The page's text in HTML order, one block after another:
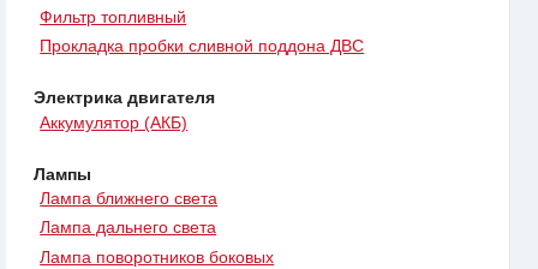
Фильтр топливный
Прокладка пробки сливной поддона ДВС
Электрика двигателя
Аккумулятор (АКБ)
Лампы
Лампа ближнего света
Лампа дальнего света
Лампа поворотников боковых